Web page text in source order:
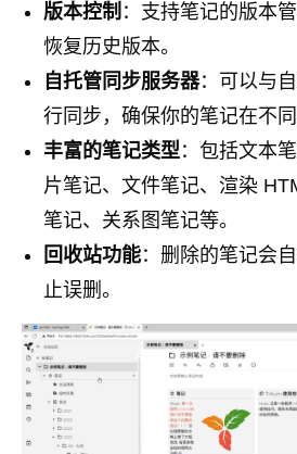
版本控制 ：支持笔记的版本
恢复历史版本。
自托管同步服务器：可以与
行同步，确保你的笔记在不
丰富的笔记类型：包括文本
片笔记、文件笔记、渲染
笔记、关系图笔记等。
回收站功能：删除的笔记会
止误删。